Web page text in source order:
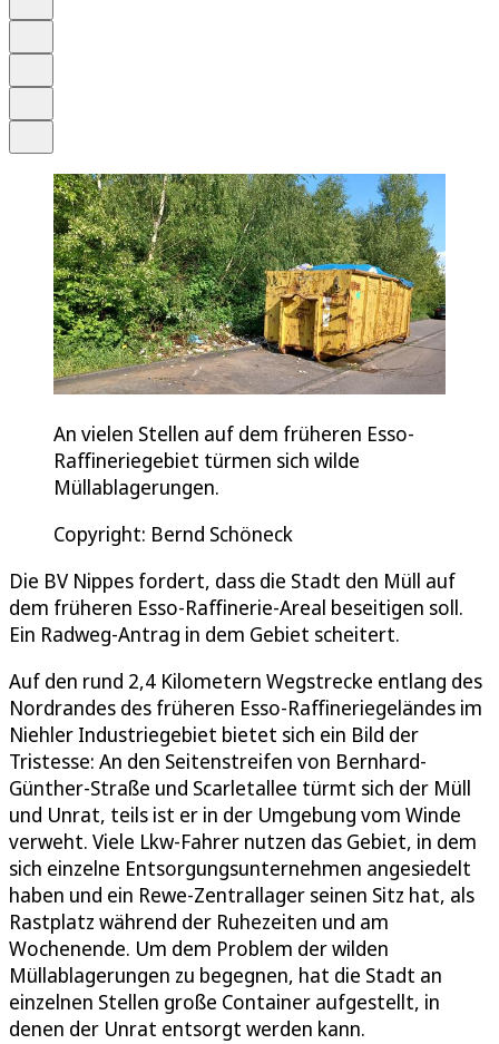
An vielen Stellen auf dem früheren Esso-
Raffineriegebiet türmen sich wilde
Müllablagerungen.
Copyright: Bernd Schöneck
Die BV Nippes fordert, dass die Stadt den Müll auf
dem früheren Esso-Raffinerie-Areal beseitigen soll.
Ein Radweg-Antrag in dem Gebiet scheitert.
Auf den rund 2,4 Kilometern Wegstrecke entlang des
Nordrandes des früheren Esso-Raffineriegeländes im
Niehler Industriegebiet bietet sich ein Bild der
Tristesse: An den Seitenstreifen von Bernhard-
Günther-Straße und Scarletallee türmt sich der Müll
und Unrat, teils ist er in der Umgebung vom Winde
verweht. Viele Lkw-Fahrer nutzen das Gebiet, in dem
sich einzelne Entsorgungsunternehmen angesiedelt
haben und ein Rewe-Zentrallager seinen Sitz hat, als
Rastplatz während der Ruhezeiten und am
Wochenende. Um dem Problem der wilden
Müllablagerungen zu begegnen, hat die Stadt an
einzelnen Stellen große Container aufgestellt, in
denen der Unrat entsorgt werden kann.